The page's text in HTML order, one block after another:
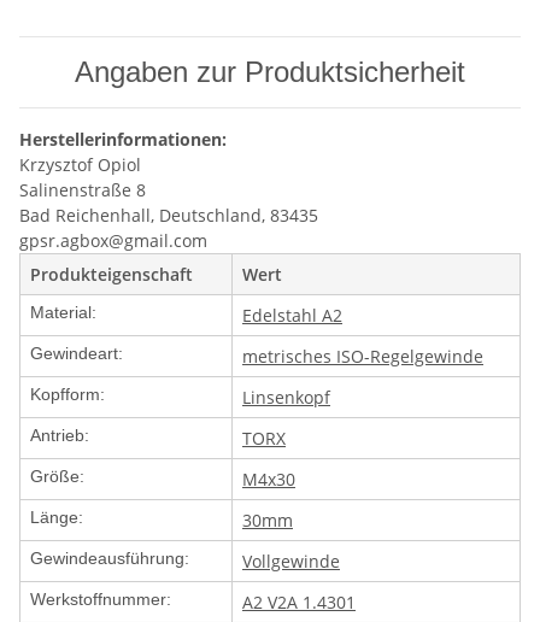
Angaben zur Produktsicherheit
Herstellerinformationen:
Krzysztof Opiol
Salinenstraße 8
Bad Reichenhall, Deutschland, 83435
gpsr.agbox@gmail.com
Produkteigenschaft
Wert
Material: Edelstahl A2
Gewindeart: metrisches ISO-Regelgewinde
Kopfform: Linsenkopf
Antrieb: TORX
Größe: M4x30
Länge: 30mm
Gewindeausführung: Vollgewinde
Werkstoffnummer: A2 V2A 1.4301